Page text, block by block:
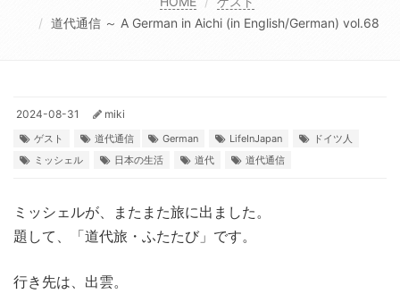
道代通信 ～ A German in Aichi (in English/German) vol.68
2024-08-31 miki
ゲスト 道代通信 German LifeInJapan
ドイツ人
ミッシェル
日本の生活 道代 道代通信
ミッシェルが、またまた旅に出ました。
題して、「道代旅・ふたたび」です。
行き先は、出雲。